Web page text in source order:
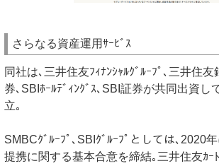
さらなる資産運用ｻｰﾋﾞｽ
同社は､三井住友ﾌｨﾅﾝｼｬﾙｸﾞﾙｰﾌﾟ､三井住
券､SBIﾎｰﾙﾃﾞｨﾝｸﾞｽ､SBI証券が共同出資し
立｡
SMBCｸﾞﾙｰﾌﾟ､SBIｸﾞﾙｰﾌﾟとしては､2020
提携に関する基本合意を締結｡三井住友ｶｰﾄ